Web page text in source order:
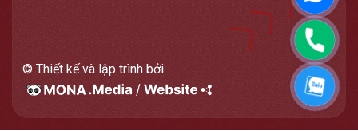
© Thiết kế và lập trình bởi
Phone
Zalo